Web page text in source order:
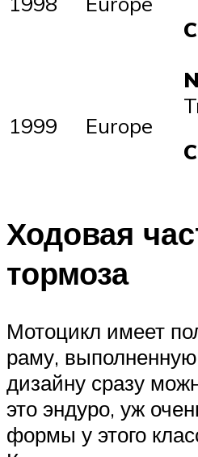
1999 Europe
Ходовая
тормоза
Мотоцикл имеет
раму,
дизайну сразу
это эндуро, уж
формы у этого